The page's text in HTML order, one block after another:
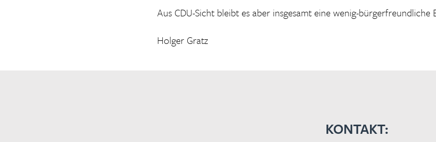
Aus CDU-Sicht bleibt es aber insgesamt eine wenig-bürgerfreundliche
Holger Gratz
KONTAKT: